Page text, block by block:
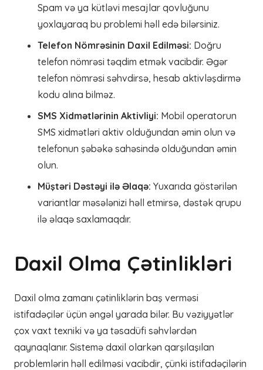
Spam və ya kütləvi mesajlar qovluğunu
yoxlayaraq bu problemi həll edə bilərsiniz.
Telefon Nömrəsinin Daxil Edilməsi: Doğru
telefon nömrəsi təqdim etmək vacibdir. Əgər
telefon nömrəsi səhvdirsə, hesab aktivləşdirmə
kodu alına bilməz.
SMS Xidmətlərinin Aktivliyi: Mobil operatorun
SMS xidmətləri aktiv olduğundan əmin olun və
telefonun şəbəkə sahəsində olduğundan əmin
olun.
Müştəri Dəstəyi ilə Əlaqə: Yuxarıda göstərilən
variantlar məsələnizi həll etmirsə, dəstək qrupu
ilə əlaqə saxlamaqdır.
Daxil Olma Çətinlikləri
Daxil olma zamanı çətinliklərin baş verməsi
istifadəçilər üçün əngəl yarada bilər. Bu vəziyyətlər
çox vaxt texniki və ya təsadüfi səhvlərdən
qaynaqlanır. Sistemə daxil olarkən qarşılaşılan
problemlərin həll edilməsi vacibdir, çünki istifadəçilərin